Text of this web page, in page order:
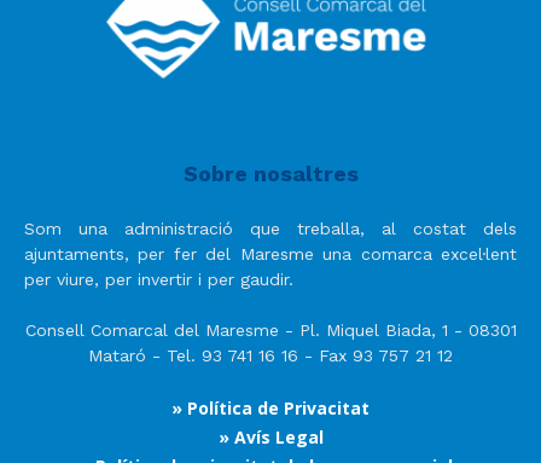
Sobre nosaltres
Som una administració que treballa, al costat dels
ajuntaments, per fer del Maresme una comarca excel·lent
per viure, per invertir i per gaudir.
Consell Comarcal del Maresme - Pl. Miquel Biada, 1 - 08301
Mataró - Tel. 93 741 16 16 - Fax 93 757 21 12
» Política de Privacitat
» Avís Legal